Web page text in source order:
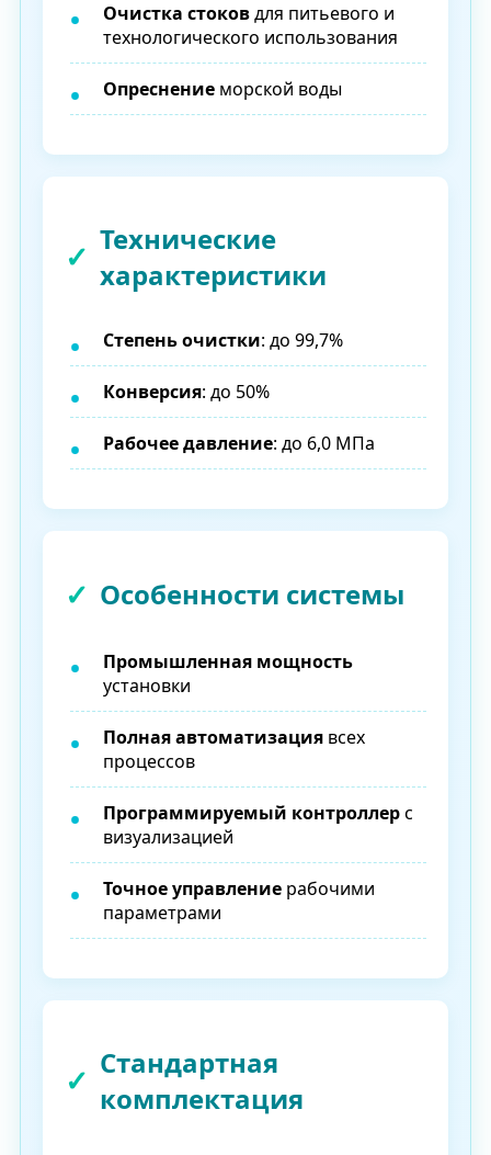
Очистка стоковдля питьевого и
технологического использования
Опреснение морской воды
Технические
характеристики
Степень очистки: до 99,7%
Конверсия: до 50%
Рабочее давление: до 6,0 МПа
Особенности системы
Промышленная мощность
установки
Полная автоматизация всех
процессов
Программируемый контроллерс
визуализацией
Точное управление рабочими
параметрами
Стандартная
комплектация